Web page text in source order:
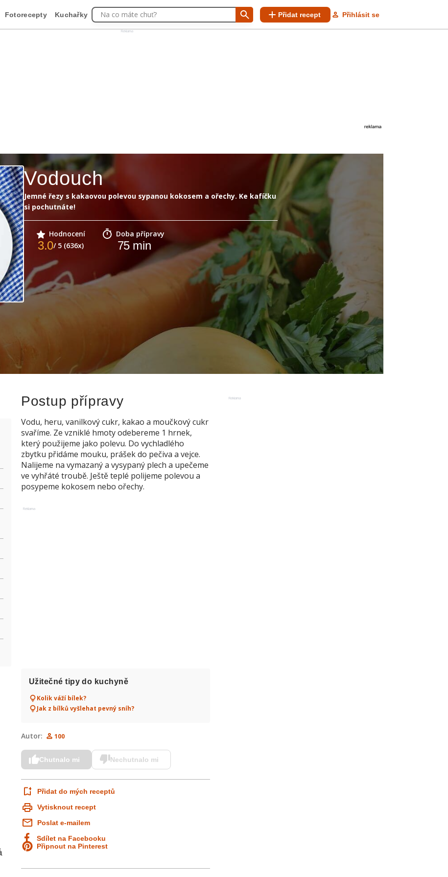
Reklama
Fotorecepty Kuchařky Na co máte chuť? Přidat recept Přihlásit se
Vodouch
Jemné řezy s kakaovou polevou sypanou kokosem a ořechy. Ke kafíčku
si pochutnáte!
Hodnocení
3.0/ 5 (636x)
Doba přípravy
75min
Reklama
Postup přípravy
Vodu, heru, vanilkový cukr, kakao a moučkový cukr
svaříme. Ze vzniklé hmoty odebereme 1 hrnek,
který použijeme jako polevu. Do vychladlého
zbytku přidáme mouku, prášek do pečiva a vejce.
Nalijeme na vymazaný a vysypaný plech a upečeme
ve vyhřáté troubě. Ještě teplé polijeme polevou a
posypeme kokosem nebo ořechy.
Reklama
Užitečné tipy do kuchyně
Kolik váží bílek?
Jak z bílků vyšlehat pevný sníh?
Autor: 100
Chutnalo mi Nechutnalo mi
Přidat do mých receptů
Vytisknout recept
Poslat e-mailem
Sdílet na Facebooku
Připnout na Pinterest